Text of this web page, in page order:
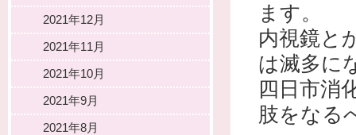
ます。
内視鏡と
は滅多
四日市消
肢をなる
2021年12月
2021年11月
2021年10月
2021年9月
2021年8月